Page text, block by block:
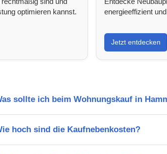
optimieren kannst.
energieeffizient
Jetzt entdecken
sollte ich beim Wohnungskauf in
hoch sind die Kaufnebenkosten?